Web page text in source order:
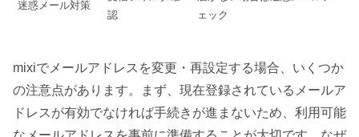
迷惑メール対策
認
ェック
mixiでメールアドレスを変更・再設定する場合、いくつか
の注意点があります。まず、現在登録されているメールア
ドレスが有効でなければ手続きが進まないため、利用可能